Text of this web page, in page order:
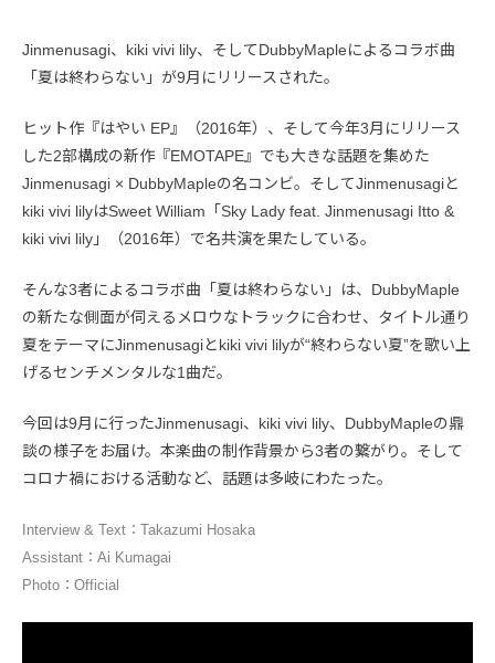
Jinmenusagi、kiki vivi lily、そしてDubbyMapleによるコラボ曲
「夏は終わらない」が9月にリリースされた。
ヒット作『はやい EP』（2016年）、そして今年3月にリリース
した2部構成の新作『EMOTAPE』でも大きな話題を集めた
Jinmenusagi × DubbyMapleの名コンビ。そしてJinmenusagiと
kiki vivi lilyはSweet William「Sky Lady feat. Jinmenusagi Itto &
kiki vivi lily」（2016年）で名共演を果たしている。
そんな3者によるコラボ曲「夏は終わらない」は、DubbyMaple
の新たな側面が伺えるメロウなトラックに合わせ、タイトル通り
夏をテーマにJinmenusagiとkiki vivi lilyが“終わらない夏”を歌い上
げるセンチメンタルな1曲だ。
今回は9月に行ったJinmenusagi、kiki vivi lily、DubbyMapleの鼎
談の様子をお届け。本楽曲の制作背景から3者の繋がり。そして
コロナ禍における活動など、話題は多岐にわたった。
Interview & Text：Takazumi Hosaka
Assistant：Ai Kumagai
Photo：Official